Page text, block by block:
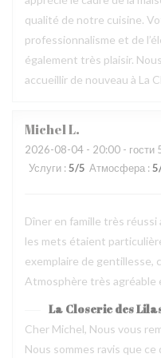
qualité de notre cuisine.
professionnalisme et de
également très plaisir.
accueillir de nouveau à La
MichelL
2026-08-04 - 20:00 - гости
Услуги : 5/5 Атмосфера : 5
Dîner en famille très
les mets étaient
exemplaire de gentillesse,
Atmosphère très agréable
La Closerie des
Cher Michel, Nous vous
Nous sommes ravis que